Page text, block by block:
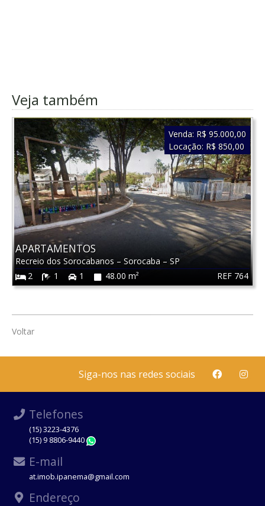
Veja também
REF 764
APARTAMENTOS
Recreio dos Sorocabanos – Sorocaba – SP
2
1 1 48.00 m²
Venda: R$ 95.000,00
Locação: R$ 850,00
Voltar
Siga-nos nas redes sociais
Telefones
(15) 3223-4376
(15) 9 8806-9440
E-mail
at.imob.ipanema@gmail.com
Endereço